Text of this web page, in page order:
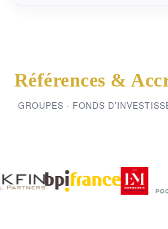
Références &
GROUPES · FONDS